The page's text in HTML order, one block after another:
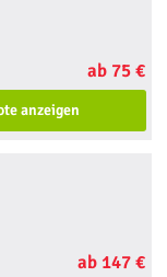
ab 75 €
anzeigen
ab 147 €